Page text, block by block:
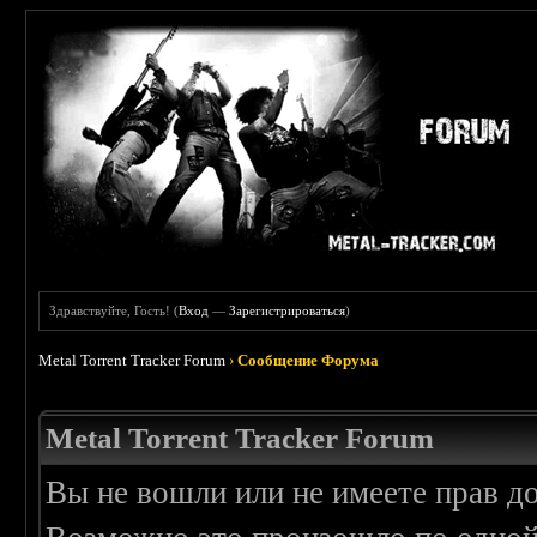
Здравствуйте, Гость! (Вход —Зарегистрироваться)
Metal Torrent Tracker Forum ›Сообщение Форума
Metal Torrent Tracker Forum
Вы не вошли или не имеете прав